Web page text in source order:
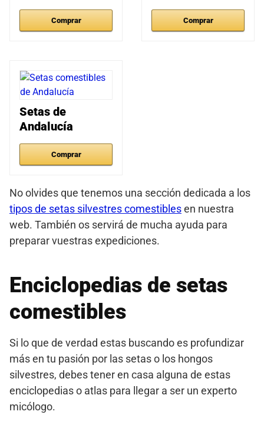
Comprar Comprar
Setas de
Andalucía
Comprar
No olvides que tenemos una sección dedicada a los
tipos de setas silvestres comestiblesen nuestra
web. También os servirá de mucha ayuda para
preparar vuestras expediciones.
Enciclopedias de setas
comestibles
Si lo que de verdad estas buscando es profundizar
más en tu pasión por las setas o los hongos
silvestres, debes tener en casa alguna de estas
enciclopedias o atlas para llegar a ser un experto
micólogo.